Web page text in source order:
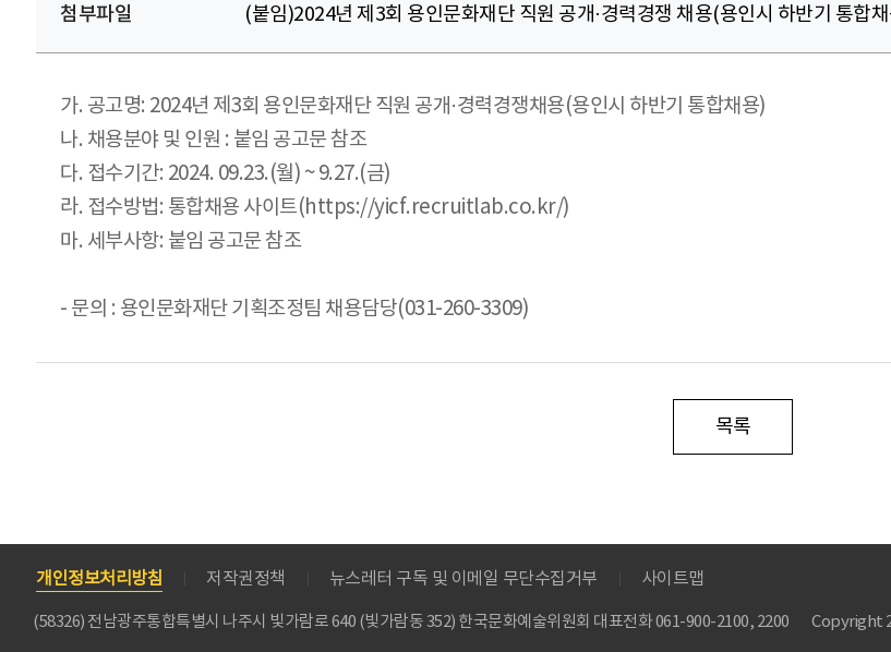
첨부파일 (붙임)2024년 제3회 용인문화재단 직원 공개·경력경쟁 채용(용인시 하반기 통합
가. 공고명: 2024년 제3회 용인문화재단 직원 공개·경력경쟁채용(용인시 하반기 통합채용)
나. 채용분야 및 인원 : 붙임 공고문 참조
다. 접수기간: 2024. 09.23.(월) ~ 9.27.(금)
라. 접수방법: 통합채용 사이트(https://yicf.recruitlab.co.kr/)
마. 세부사항: 붙임 공고문 참조
- 문의 : 용인문화재단 기획조정팀 채용담당(031-260-3309)
목록
개인정보처리방침 저작권정책 뉴스레터 구독 및 이메일 무단수집거부 사이트맵
(58326) 전남광주통합특별시 나주시 빛가람로 640 (빛가람동 352) 한국문화예술위원회 대표전화 061-900-2100, 2200 Copyright